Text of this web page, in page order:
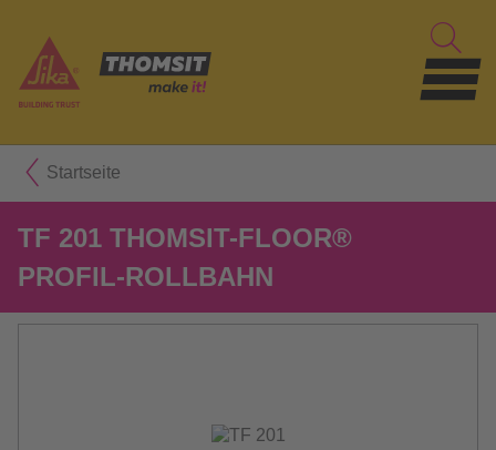
Startseite
TF 201 THOMSIT-FLOOR®
PROFIL-ROLLBAHN